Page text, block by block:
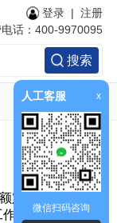
人工客服 x
微信扫码咨询
搜索
登录 |注册
话：400-9970095
定电压300V 电
作温度范